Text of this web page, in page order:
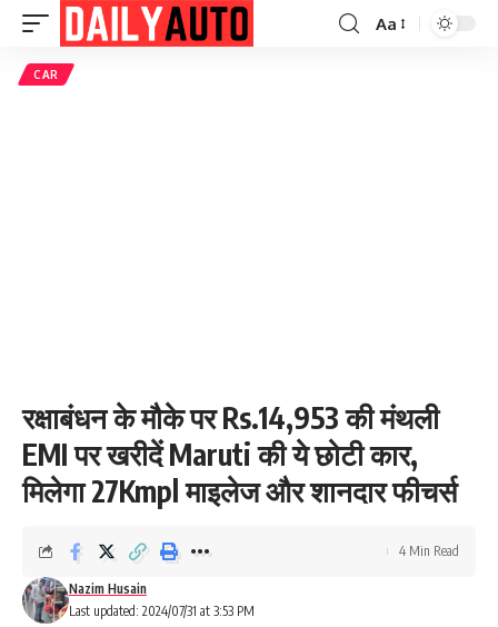
Font
Aa
CAR
रक्षाबंधन के मौके पर Rs.14,953 की मंथली
EMI पर खरीदें Maruti की ये छोटी कार,
मिलेगा 27Kmpl माइलेज और शानदार फीचर्स
Last updated: 2024/07/31 at 3:53 PM
Nazim Husain
4 Min Read